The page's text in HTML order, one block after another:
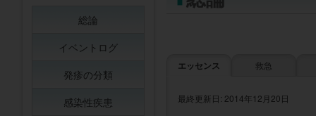
エッセンス 救急
最終更新日: 2014年12月20日
総論
イベントログ
発疹の分類
感染性疾患